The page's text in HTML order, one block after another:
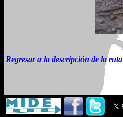
Regresar a la descripción de la ruta